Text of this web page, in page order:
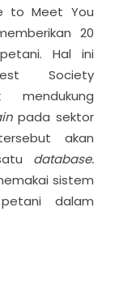
to Meet You
20
Hal ini
Society
mendukung
pada sektor
akan
database.
sistem
dalam